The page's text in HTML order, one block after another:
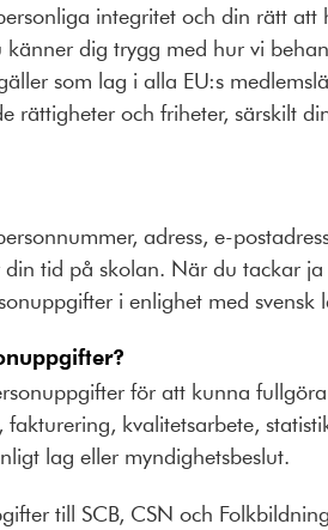
integritet och din rätt
dig trygg med hur vi
som lag i alla EU:s
rättigheter och friheter, särskilt
adress, e-
tid på skolan. När du tackar
i enlighet med svensk
för att kunna
kvalitetsarbete,
lag eller myndighetsbeslut.
till SCB, CSN och